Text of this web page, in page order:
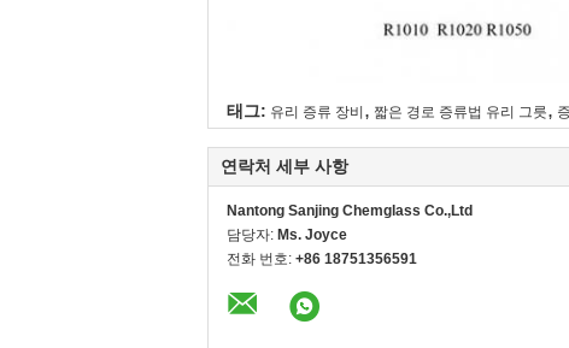
태그: 유리 증류 장비 , 짧은 경로 증류법 유리 그릇,
연락처 세부 사항
Nantong Sanjing Chemglass Co.,Ltd
담당자: Ms. Joyce
전화 번호: +86 18751356591